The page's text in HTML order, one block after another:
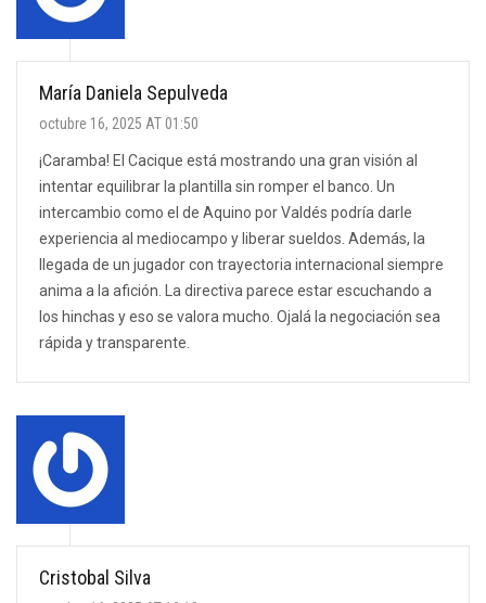
María Daniela Sepulveda
octubre 16, 2025 AT 01:50
¡Caramba! El Cacique está mostrando una gran visión al
intentar equilibrar la plantilla sin romper el banco. Un
intercambio como el de Aquino por Valdés podría darle
experiencia al mediocampo y liberar sueldos. Además, la
llegada de un jugador con trayectoria internacional siempre
anima a la afición. La directiva parece estar escuchando a
los hinchas y eso se valora mucho. Ojalá la negociación sea
rápida y transparente.
Cristobal Silva